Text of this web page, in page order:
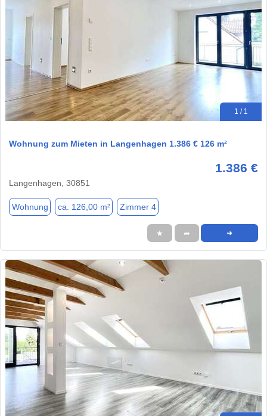
1 / 1
Wohnung zum Mieten in Langenhagen 1.386 € 126 m²
1.386 €
Langenhagen, 30851
Wohnung ca. 126,00 m² Zimmer 4
★ ➦ ➜